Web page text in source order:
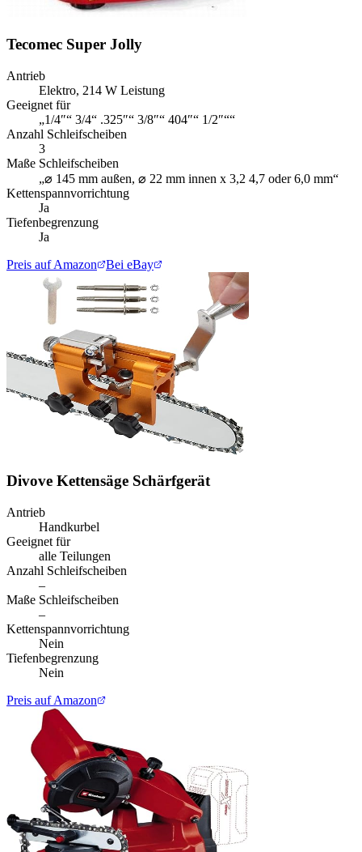
Tecomec Super Jolly
Antrieb
Elektro, 214 W Leistung
Geeignet für
„1/4″“ 3/4“ .325″“ 3/8″“ 404″“ 1/2″““
Anzahl Schleifscheiben
3
Maße Schleifscheiben
„⌀ 145 mm außen, ⌀ 22 mm innen x 3,2 4,7 oder 6,0 mm“
Kettenspannvorrichtung
Ja
Tiefenbegrenzung
Ja
Preis auf Amazon
Bei eBay
Divove Kettensäge Schärfgerät
Antrieb
Handkurbel
Geeignet für
alle Teilungen
Anzahl Schleifscheiben
–
Maße Schleifscheiben
–
Kettenspannvorrichtung
Nein
Tiefenbegrenzung
Nein
Preis auf Amazon